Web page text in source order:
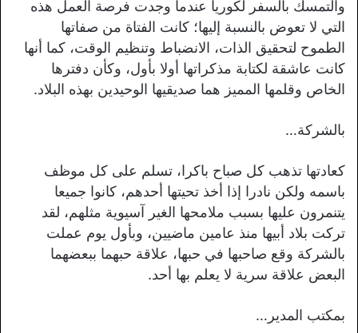
والتمسك بالسفر لكوريا عندما وجدت فرصة العمل هذه
التي لا تعوض بالنسبة إليها؛ كانت الفتاة من صفاتها
الطموح لتحقيق الذات، الانضباط وتنظيم الوقت، كما أنها
كانت عاشقة لكتابة مذكراتها أولا بأول، وكأن دفترها
الخاص وقلمها المميز هما صديقيها الوحيدين بهذه البلاد.
بالشركة…
كعادتها تذهب كل صباح باكرا، تسلم على كل موظف
باسمه ولكن نادرا إذا أخذ تحيتها أحدهم، كانوا جميعا
يتنمرون عليها بسبب ملامحها الغير آسيوية مثلهم، لقد
تركت بلاد أبيها منذ عامين ماضيين، وبأول يوم عملت
بالشركة وقع صاحبها في حبها، علاقة حبهما ببعضهما
البعض علاقة سرية لا يعلم بها أحد.
بمكتب المدير…